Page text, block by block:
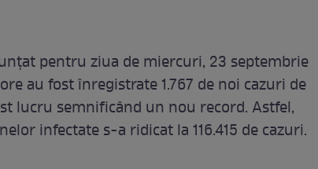
pentru ziua de miercuri, 23 septembrie
au fost înregistrate 1.767 de noi cazuri de
lucru semnificând un nou record. Astfel,
infectate s-a ridicat la 116.415 de cazuri.